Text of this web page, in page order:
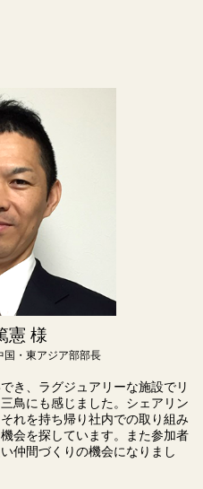
憲 様
国・東アジア部部長
き、ラグジュアリーな施設でリ
鳥にも感じました。シェアリン
れを持ち帰り社内での取り組み
会を探しています。また参加者
仲間づくりの機会になりまし